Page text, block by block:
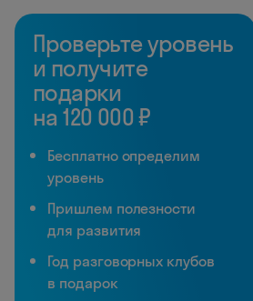
Проверьте уровень
и получите
подарки
на 120 000 ₽
Бесплатно определим
уровень
Пришлем полезности
для развития
Год разговорных клубов
в подарок